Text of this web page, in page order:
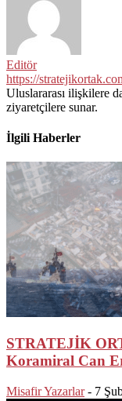
Editör
https://
Uluslararası ilişkilere
ziyaretçilere sunar.
İlgili Haberler
STRATEJİK
Koramiral Can
Misafir Yazarlar - 7